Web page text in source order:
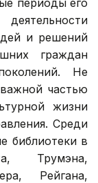
и решений
граждан
Не
частью
жизни
Среди
библиотеки в
Трумэна,
Рейгана,